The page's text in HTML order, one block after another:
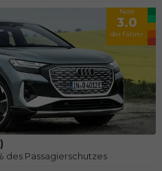
Note
3.0
der Fahrer
des Passagierschutzes